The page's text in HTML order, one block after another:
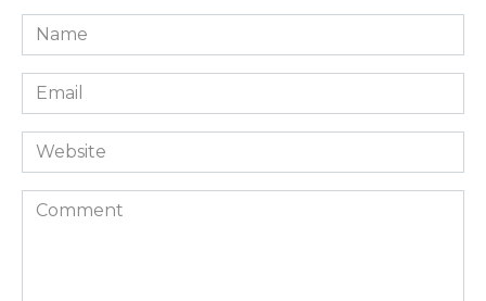
Name
*
Email
*
Website
Comment